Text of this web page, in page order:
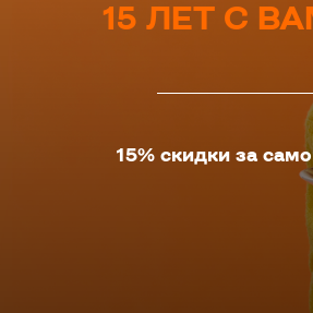
15 ЛЕТ С
15% скидки за